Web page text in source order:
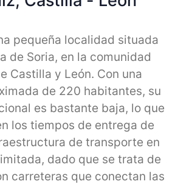
pequeña localidad situada
de Soria, en la comunidad
Castilla y León. Con una
de 220 habitantes, su
es bastante baja, lo que
los tiempos de entrega de
de transporte en
dado que se trata de
carreteras que conectan las